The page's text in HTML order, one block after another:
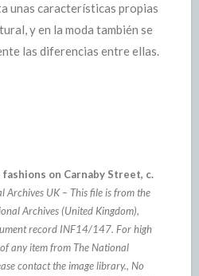
unas características propias
y en la moda también se
las diferencias entre ellas.
fashions on Carnaby Street, c.
Archives UK – This file is from the
Archives (United Kingdom),
record INF14/147. For high
any item from The National
contact the image library., No